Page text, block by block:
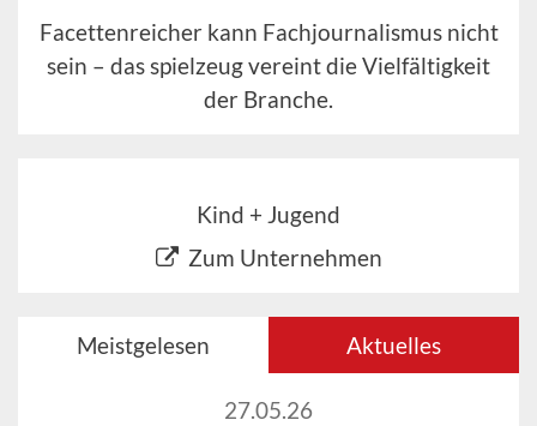
Facettenreicher kann Fachjournalismus nicht
sein – das spielzeug vereint die Vielfältigkeit
der Branche.
Kind + Jugend
Zum Unternehmen
Meistgelesen Aktuelles
27.05.26